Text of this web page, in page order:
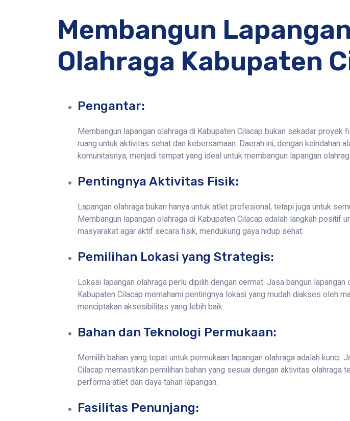
Membangun Lapangan
Olahraga Kabupaten
Pengantar:
Membangun lapangan olahraga di Kabupaten Cilacap bukan sekadar proyek
ruang untuk aktivitas sehat dan kebersamaan. Daerah ini, dengan keindahan
komunitasnya, menjadi tempat yang ideal untuk membangun lapangan
Pentingnya Aktivitas Fisik:
Lapangan olahraga bukan hanya untuk atlet profesional, tetapi juga untuk
Membangun lapangan olahraga di Kabupaten Cilacap adalah langkah positif
masyarakat agar aktif secara fisik, mendukung gaya hidup sehat.
Pemilihan Lokasi yang Strategis:
Lokasi lapangan olahraga perlu dipilih dengan cermat. Jasa bangun lapangan
Kabupaten Cilacap memahami pentingnya lokasi yang mudah diakses oleh
menciptakan aksesibilitas yang lebih baik.
Bahan dan Teknologi Permukaan:
Memilih bahan yang tepat untuk permukaan lapangan olahraga adalah kunci.
Cilacap memastikan pemilihan bahan yang sesuai dengan aktivitas olahraga
performa atlet dan daya tahan lapangan.
Fasilitas Penunjang: